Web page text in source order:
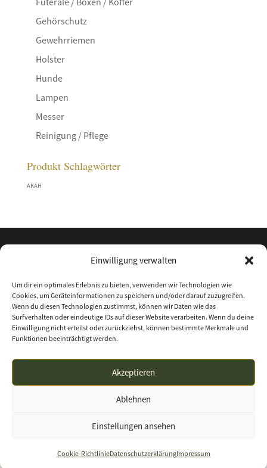
Einwilligung verwalten
Um dir ein optimales Erlebnis zu bieten, verwenden wir Technologien wie
Cookies, um Geräteinformationen zu speichern und/oder darauf zuzugreifen.
Wenn du diesen Technologien zustimmst, können wir Daten wie das
Surfverhalten oder eindeutige IDs auf dieser Website verarbeiten. Wenn du deine
Einwilligung nicht erteilst oder zurückziehst, können bestimmte Merkmale und
Funktionen beeinträchtigt werden.
Akzeptieren
Ablehnen
Einstellungen ansehen
Cookie-RichtlinieDatenschutzerklärungImpressum
Gehörschutz
Gewehrriemen
Holster
Hunde
Lampen
Messer
Reinigung / Pflege
Produkt Schlagwörter
AKAH
Impressum
Allgemeine Geschäftsbedingungen
Nordhessen GmbH
Vertrag widerrufen